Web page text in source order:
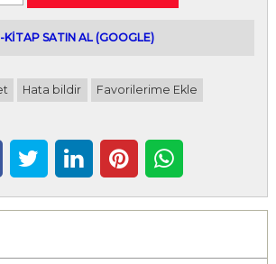
KİTAP SATIN AL (GOOGLE)
Hata bildir Favorilerime Ekle